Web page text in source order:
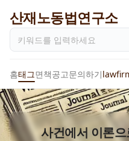
산재노동법연구소
홈태그면책공고문의하기
사건에서 이론